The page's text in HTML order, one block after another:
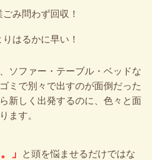
み問わず回収！
はるかに早い！
ソファー・テーブル・ベッドな
ミで別々で出すのが面倒だった
新しく出発するのに、色々と面
ます。
」
と頭を悩ませるだけではな